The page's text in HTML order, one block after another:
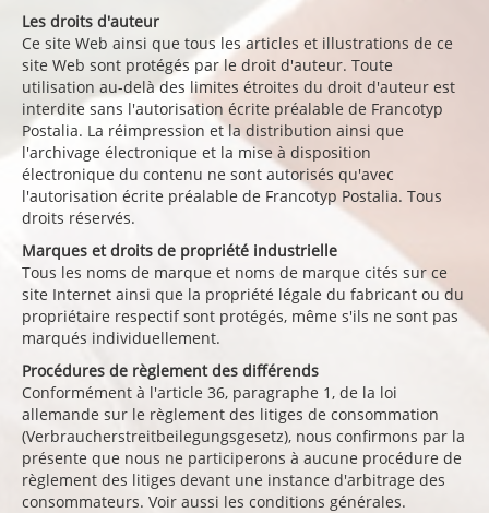
Les droits d'auteur
Ce site Web ainsi que tous les articles et illustrations de ce
site Web sont protégés par le droit d'auteur. Toute
utilisation au-delà des limites étroites du droit d'auteur est
interdite sans l'autorisation écrite préalable de Francotyp
Postalia. La réimpression et la distribution ainsi que
l'archivage électronique et la mise à disposition
électronique du contenu ne sont autorisés qu'avec
l'autorisation écrite préalable de Francotyp Postalia. Tous
droits réservés.
Marques et droits de propriété industrielle
Tous les noms de marque et noms de marque cités sur ce
site Internet ainsi que la propriété légale du fabricant ou du
propriétaire respectif sont protégés, même s'ils ne sont pas
marqués individuellement.
Procédures de règlement des différends
Conformément à l'article 36, paragraphe 1, de la loi
allemande sur le règlement des litiges de consommation
(Verbraucherstreitbeilegungsgesetz), nous confirmons par la
présente que nous ne participerons à aucune procédure de
règlement des litiges devant une instance d'arbitrage des
consommateurs. Voir aussi les conditions générales.